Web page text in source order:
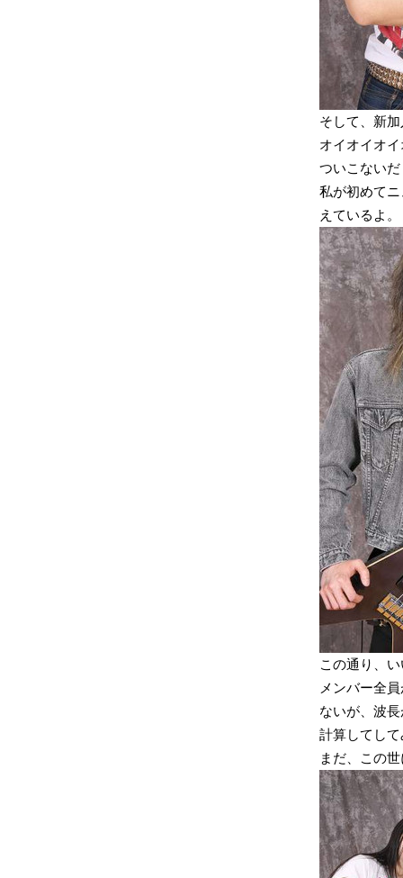
そして、新
オイオイオ
ついこない
私が初めて
えているよ。
この通り、
メンバー全
ないが、波
計算してし
まだ、この